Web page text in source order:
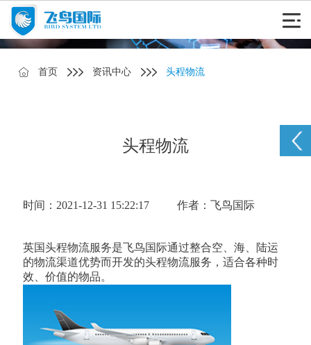
首页 资讯中心 头程物流
头程物流
时间：2021-12-31 15:22:17 作者：飞鸟国际
英国头程物流服务是飞鸟国际通过整合空、海、陆运
的物流渠道优势而开发的头程物流服务，适合各种时
效、价值的物品。